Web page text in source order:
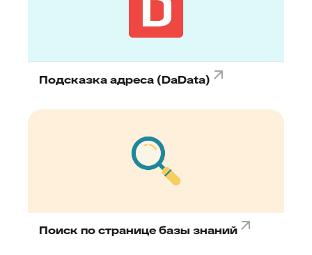
Подсказка адреса (DaData)
Поиск по странице базы знаний